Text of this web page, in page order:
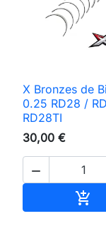
X Bronzes de
0.25 RD28 /
RD28TI
30,00 €

